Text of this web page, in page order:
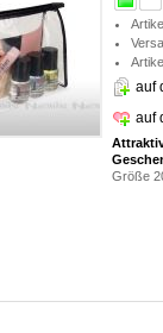
auf
auf
Größe